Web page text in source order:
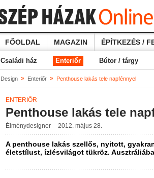
FŐOLDAL MAGAZIN ÉPÍTKEZÉS /
Családi ház Enteriőr Bútor / tárgy
Design » Enteriőr » Penthouse lakás tele napfénnyel
ENTERIŐR
Penthouse lakás tele
Élménydesigner 2012. május 28.
A penthouse lakás szellős, nyitott,
életstílust, ízlésvilágot tükröz.